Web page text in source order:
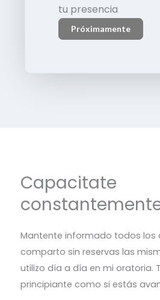
tu presencia
Próximamente
Capacitate
constantemente
Mantente informado todos los
comparto sin reservas las
utilizo día a día en mi oratoria.
principiante como si estás